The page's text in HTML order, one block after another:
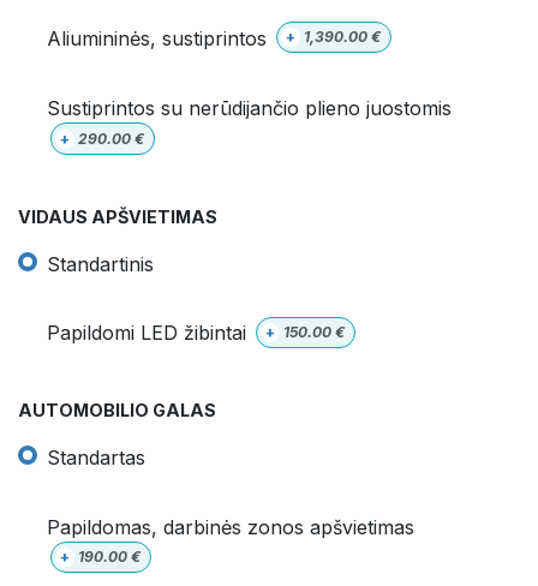
Aliumininės, sustiprintos + 1,390.00 €
Sustiprintos su nerūdijančio plieno juostomis
+ 290.00 €
VIDAUS APŠVIETIMAS
Standartinis
Papildomi LED žibintai + 150.00 €
AUTOMOBILIO GALAS
Standartas
Papildomas, darbinės zonos apšvietimas
+ 190.00 €